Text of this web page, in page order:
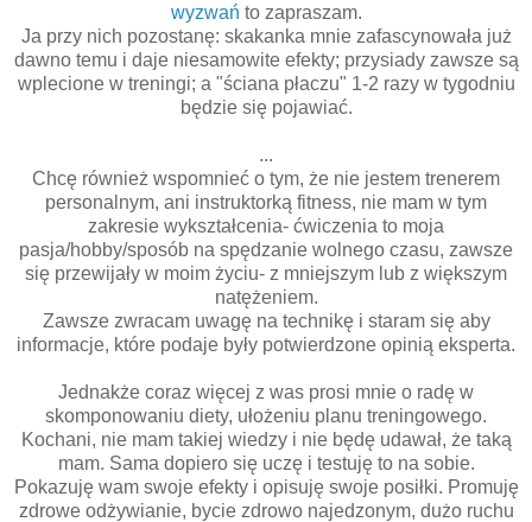
wyzwań to zapraszam.
Ja przy nich pozostanę: skakanka mnie zafascynowała już
dawno temu i daje niesamowite efekty; przysiady zawsze są
wplecione w treningi; a "ściana płaczu" 1-2 razy w tygodniu
będzie się pojawiać.
...
Chcę również wspomnieć o tym, że nie jestem trenerem
personalnym, ani instruktorką fitness, nie mam w tym
zakresie wykształcenia- ćwiczenia to moja
pasja/hobby/sposób na spędzanie wolnego czasu, zawsze
się przewijały w moim życiu- z mniejszym lub z większym
natężeniem.
Zawsze zwracam uwagę na technikę i staram się aby
informacje, które podaje były potwierdzone opinią eksperta.
Jednakże coraz więcej z was prosi mnie o radę w
skomponowaniu diety, ułożeniu planu treningowego.
Kochani, nie mam takiej wiedzy i nie będę udawał, że taką
mam. Sama dopiero się uczę i testuję to na sobie.
Pokazuję wam swoje efekty i opisuję swoje posiłki. Promuję
zdrowe odżywianie, bycie zdrowo najedzonym, dużo ruchu